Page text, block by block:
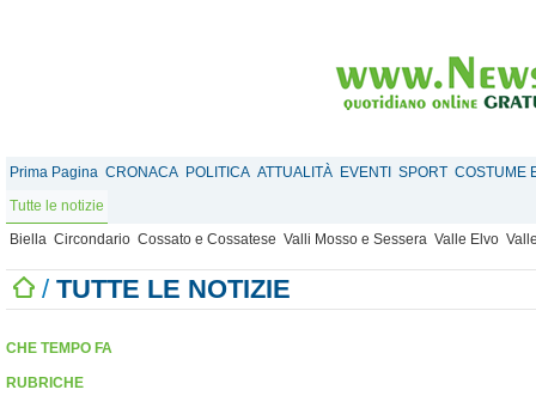
Prima Pagina CRONACA POLITICA ATTUALITÀ EVENTI SPORT COSTUME
Tutte le notizie
Biella Circondario Cossato e Cossatese Valli Mosso e Sessera Valle Elvo
/ TUTTE LE NOTIZIE
CHE TEMPO FA
RUBRICHE